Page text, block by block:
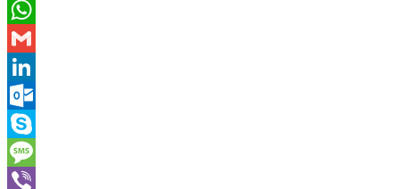
Email
WhatsApp
Gmail
LinkedIn
Outlook.com
Skype
Message